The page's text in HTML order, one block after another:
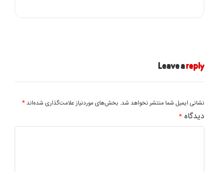
Leave areply
نشانی ایمیل شما منتشر نخواهد شد. بخش‌های موردنیاز علامت‌گذاری شده‌اند *
دیدگاه *